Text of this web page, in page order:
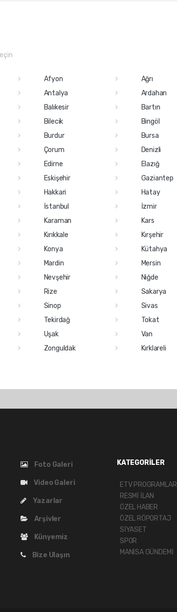
Afyon
Ağrı
Antalya
Ardahan
Balıkesir
Bartın
Bilecik
Bingöl
Burdur
Bursa
Çorum
Denizli
Edirne
Elazığ
Eskişehir
Gaziantep
Hakkari
Hatay
İstanbul
İzmir
Karaman
Kars
Kırıkkale
Kırşehir
Konya
Kütahya
Mardin
Mersin
Nevşehir
Niğde
Rize
Sakarya
Sinop
Sivas
Tekirdağ
Tokat
Uşak
Van
Zonguldak
Kırklareli
Foto Galeri
Video Galeri
Yazarlar
Arşivler
Künyemiz
Bize Ulaşın
KATEGORİLER
ETV PROGRAMLAR
RESMİ İLAN
ÖZEL HABER
ÖZEL RÖPORTAJ
SİYASET
SPOR
MANİSA GÜNDEMİ